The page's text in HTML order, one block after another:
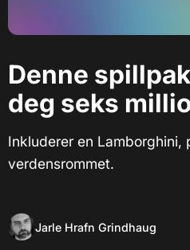
Denne
deg seks
Inkluderer en
verdensrommet.
Jarle Hrafn Grindhaug